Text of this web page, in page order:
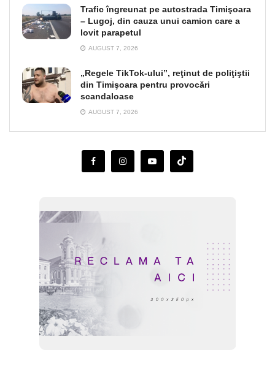
Trafic îngreunat pe autostrada Timişoara
– Lugoj, din cauza unui camion care a
lovit parapetul
AUGUST 7, 2026
„Regele TikTok-ului”, reţinut de poliţiştii
din Timişoara pentru provocări
scandaloase
AUGUST 7, 2026